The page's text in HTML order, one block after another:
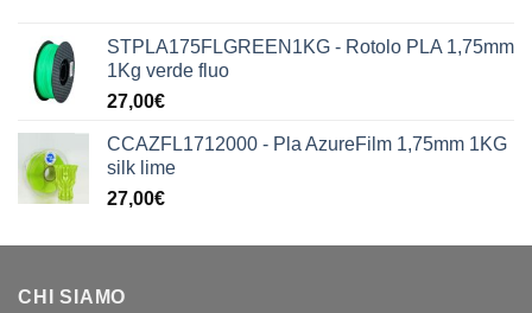
STPLA175FLGREEN1KG - Rotolo PLA 1,75mm
1Kg verde fluo
27,00€
CCAZFL1712000 - Pla AzureFilm 1,75mm 1KG
silk lime
27,00€
CHI SIAMO